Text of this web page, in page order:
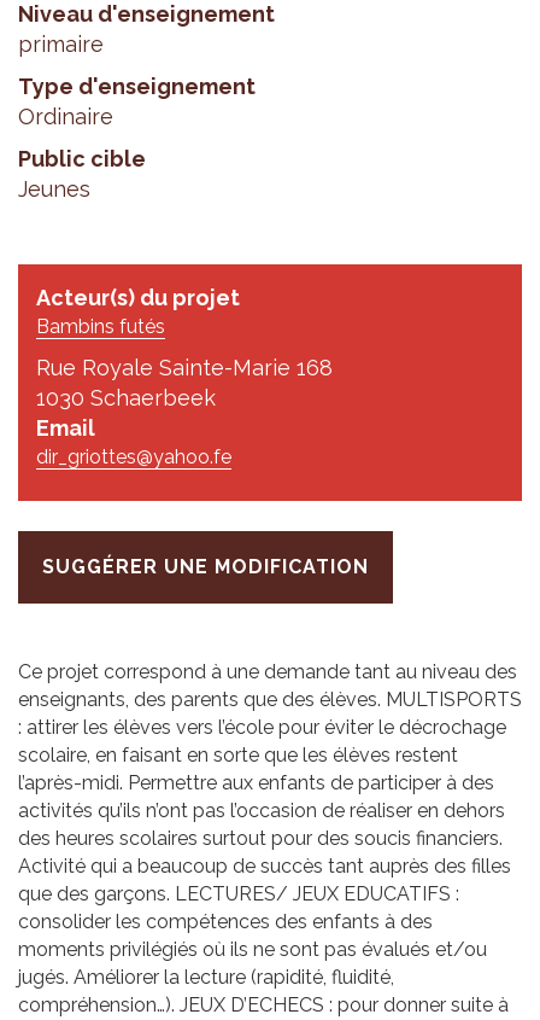
Niveau d'enseignement
primaire
Type d'enseignement
Ordinaire
Public cible
Jeunes
Acteur(s) du projet
Bambins futés
Rue Royale Sainte-Marie 168
1030 Schaerbeek
Email
dir_griottes@yahoo.fe
SUGGÉRER UNE MODIFICATION
Ce projet correspond à une demande tant au niveau des
enseignants, des parents que des élèves. MULTISPORTS
: attirer les élèves vers l’école pour éviter le décrochage
scolaire, en faisant en sorte que les élèves restent
l’après-midi. Permettre aux enfants de participer à des
activités qu’ils n’ont pas l’occasion de réaliser en dehors
des heures scolaires surtout pour des soucis financiers.
Activité qui a beaucoup de succès tant auprès des filles
que des garçons. LECTURES/ JEUX EDUCATIFS :
consolider les compétences des enfants à des
moments privilégiés où ils ne sont pas évalués et/ou
jugés. Améliorer la lecture (rapidité, fluidité,
compréhension…). JEUX D’ECHECS : pour donner suite à